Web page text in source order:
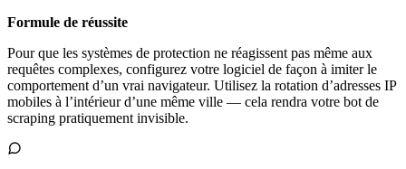
Formule de réussite
Pour que les systèmes de protection ne réagissent pas même aux
requêtes complexes, configurez votre logiciel de façon à imiter le
comportement d’un vrai navigateur. Utilisez la rotation d’adresses IP
mobiles à l’intérieur d’une même ville — cela rendra votre bot de
scraping pratiquement invisible.